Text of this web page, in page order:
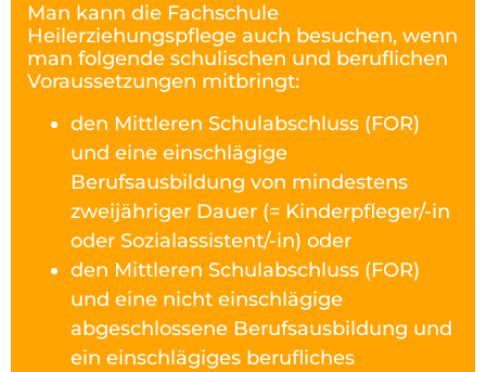
Man kann die Fachschule
Heilerziehungspflege auch besuchen, wenn
man folgende schulischen und beruflichen
Voraussetzungen mitbringt:
den Mittleren Schulabschluss (FOR)
und eine einschlägige
Berufsausbildung von mindestens
zweijähriger Dauer (= Kinderpfleger/-in
oder Sozialassistent/-in) oder
den Mittleren Schulabschluss (FOR)
und eine nicht einschlägige
abgeschlossene Berufsausbildung und
ein einschlägiges berufliches